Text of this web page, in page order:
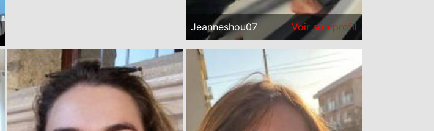
Jeanneshou07 Voir son profil